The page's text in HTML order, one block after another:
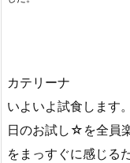
カテリーナ
いよいよ試食します
日のお試し☆を全員
をまっすぐに感じる